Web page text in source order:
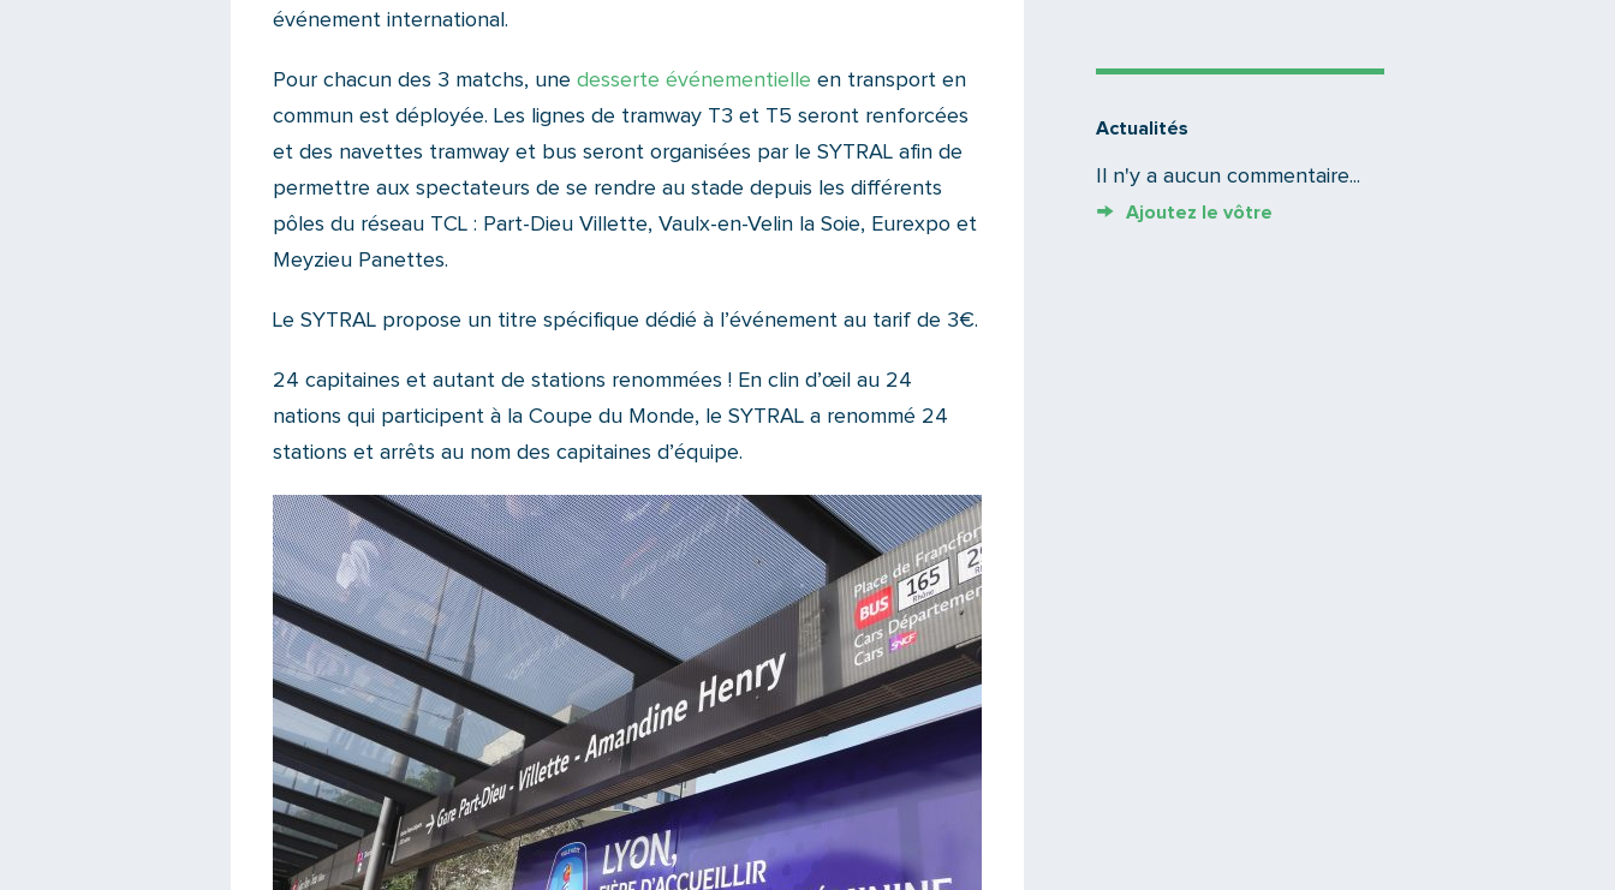
Actualités
Il n'y a aucun commentaire...
Ajoutez le vôtre
événement international.
Pour chacun des 3 matchs, une desserte événementielle en transport en
commun est déployée. Les lignes de tramway T3 et T5 seront renforcées
et des navettes tramway et bus seront organisées par le SYTRAL afin de
permettre aux spectateurs de se rendre au stade depuis les différents
pôles du réseau TCL : Part-Dieu Villette, Vaulx-en-Velin la Soie, Eurexpo et
Meyzieu Panettes.
Le SYTRAL propose un titre spécifique dédié à l’événement au tarif de 3€.
24 capitaines et autant de stations renommées ! En clin d’œil au 24
nations qui participent à la Coupe du Monde, le SYTRAL a renommé 24
stations et arrêts au nom des capitaines d’équipe.